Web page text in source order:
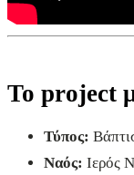
Το project
Τύπος:
Ναός: Ιερός